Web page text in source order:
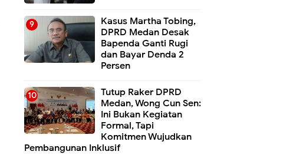
Kasus Martha Tobing,
DPRD Medan Desak
Bapenda Ganti Rugi
dan Bayar Denda 2
Persen
Tutup Raker DPRD
Medan, Wong Cun Sen:
Ini Bukan Kegiatan
Formal, Tapi
Komitmen Wujudkan
Pembangunan Inklusif